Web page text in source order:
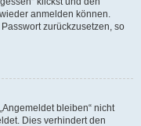
anmelden können.
zurückzusetzen, so
bleiben“ nicht
Dies verhindert den